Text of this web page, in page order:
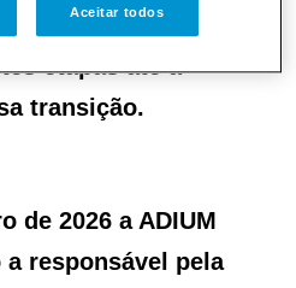
planejado que
etapas até a
transição.
de 2026 a ADIUM
responsável pela
Aceitar todos